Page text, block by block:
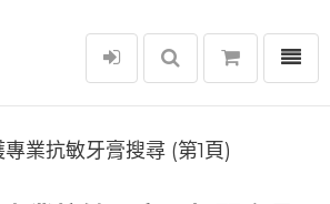
選單
業抗敏牙膏搜尋 (第1頁)